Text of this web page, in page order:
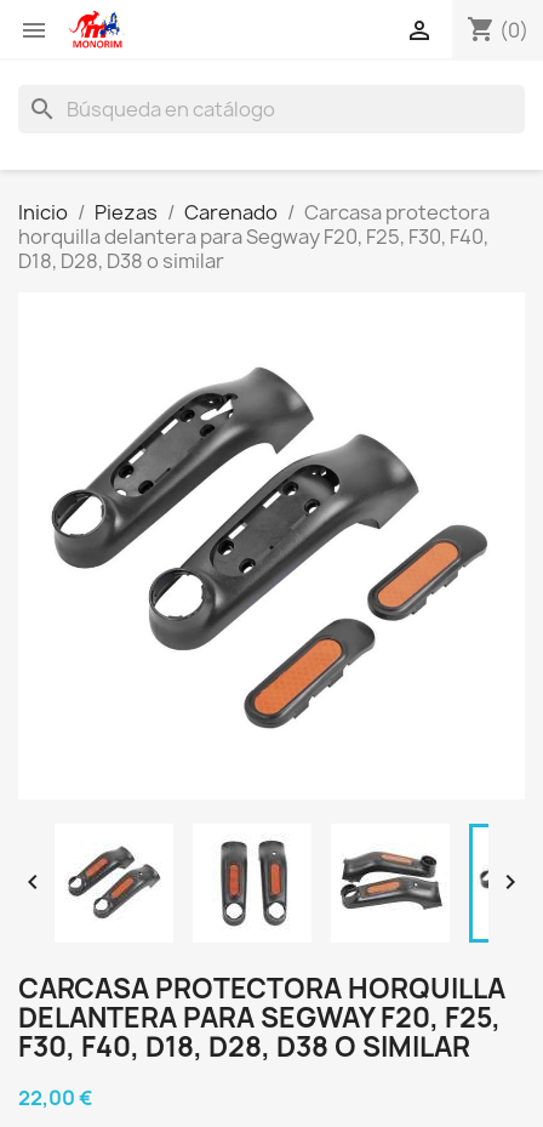
 shopping_cart (0)

search
Inicio Piezas Carenado
Carcasa protectora
horquilla delantera para Segway F20, F25, F30, F40,
D18, D28, D38 o similar
 
CARCASA PROTECTORA HORQUILLA
DELANTERA PARA SEGWAY F20, F25,
F30, F40, D18, D28, D38 O SIMILAR
22,00 €